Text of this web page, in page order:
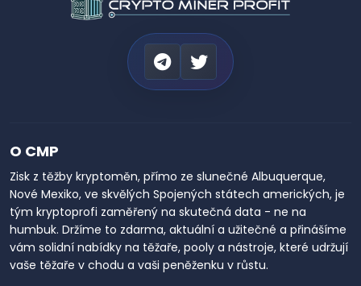
O CMP
Zisk z těžby kryptoměn, přímo ze slunečné Albuquerque,
Nové Mexiko, ve skvělých Spojených státech amerických, je
tým kryptoprofi zaměřený na skutečná data - ne na
humbuk. Držíme to zdarma, aktuální a užitečné a přinášíme
vám solidní nabídky na těžaře, pooly a nástroje, které udržují
vaše těžaře v chodu a vaši peněženku v růstu.